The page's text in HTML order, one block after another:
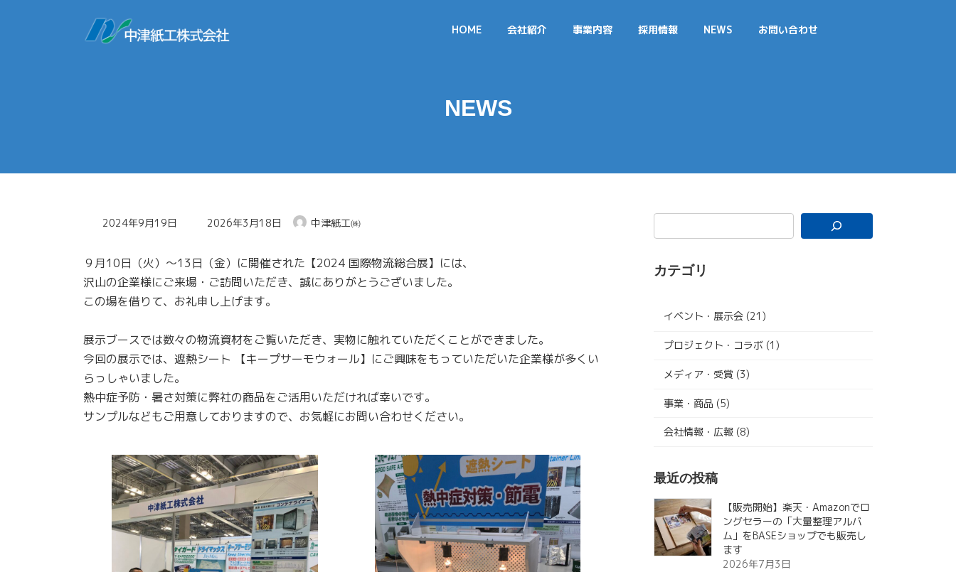
HOME 会社紹介 事業内容 採用情報 NEWS お問い合わせ
NEWS
2024年9月19日
最
新
日
時
:
2026年3月18日 中津紙工㈱
９月10日（火）～13日（金）に開催された【2024 国際物流総合展】には、
沢山の企業様にご来場・ご訪問いただき、誠にありがとうございました。
この場を借りて、お礼申し上げます。
展示ブースでは数々の物流資材をご覧いただき、実物に触れていただくことができました。
今回の展示では、遮熱シート 【キープサーモウォール】にご興味をもっていただいた企業様が多くい
らっしゃいました。
熱中症予防・暑さ対策に弊社の商品をご活用いただければ幸いです。
サンプルなどもご用意しておりますので、お気軽にお問い合わせください。
カテゴリ
イベント・展示会 (21)
プロジェクト・コラボ (1)
メディア・受賞 (3)
事業・商品 (5)
会社情報・広報 (8)
最近の投稿
【販売開始】楽天・Amazonでロ
ングセラーの「大量整理アルバ
ム」をBASEショップでも販売し
ます
2026年7月3日